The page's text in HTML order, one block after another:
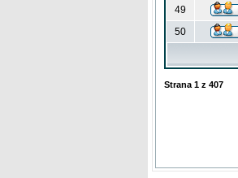
49
50
Strana 1 z 407